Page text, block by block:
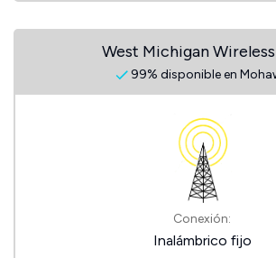
West Michigan Wireless
99% disponible en
Conexión:
Inalámbrico fijo